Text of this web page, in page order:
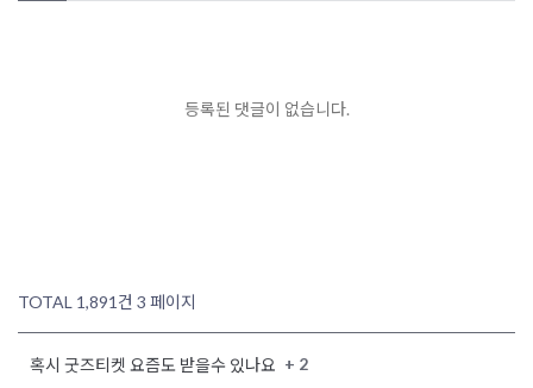
등록된 댓글이 없습니다.
TOTAL 1,891건 3 페이지
혹시 굿즈티켓 요즘도 받을수 있나요 + 2